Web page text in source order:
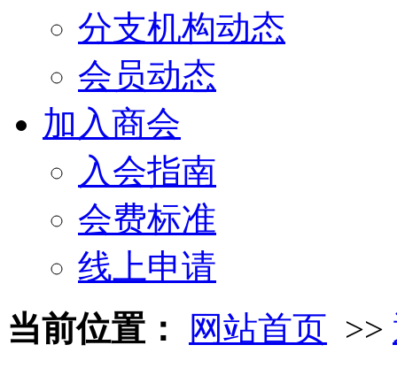
分支机构动态
会员动态
加入商会
入会指南
会费标准
线上申请
当前位置：
网站首页 >>